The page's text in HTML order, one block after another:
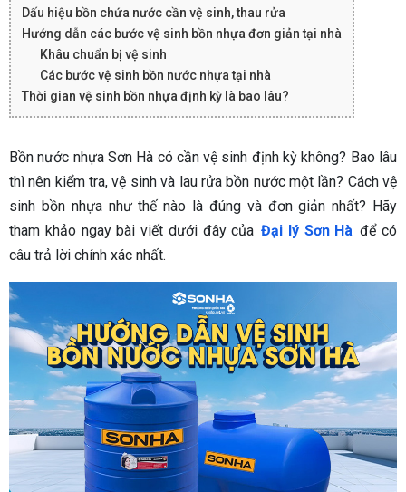
Dấu hiệu bồn chứa nước cần vệ sinh, thau rửa
Hướng dẫn các bước vệ sinh bồn nhựa đơn giản tại nhà
Khâu chuẩn bị vệ sinh
Các bước vệ sinh bồn nước nhựa tại nhà
Thời gian vệ sinh bồn nhựa định kỳ là bao lâu?
Bồn nước nhựa Sơn Hà có cần vệ sinh định kỳ không? Bao lâu
thì nên kiểm tra, vệ sinh và lau rửa bồn nước một lần? Cách vệ
sinh bồn nhựa như thế nào là đúng và đơn giản nhất? Hãy
tham khảo ngay bài viết dưới đây của Đại lý Sơn Hà để có
câu trả lời chính xác nhất.